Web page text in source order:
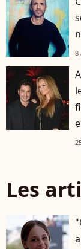
8
Les